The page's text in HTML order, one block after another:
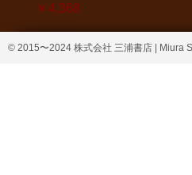
価格
￥4,368
© 2015〜2024 株式会社 三浦書店 | Miura